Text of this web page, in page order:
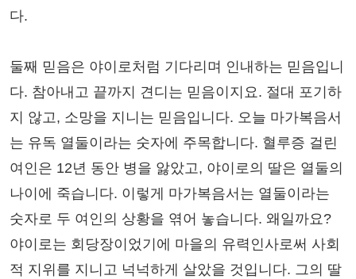
다.
둘째 믿음은 야이로처럼 기다리며 인내하는 믿음입니
다. 참아내고 끝까지 견디는 믿음이지요. 절대 포기하
지 않고, 소망을 지니는 믿음입니다. 오늘 마가복음서
는 유독 열둘이라는 숫자에 주목합니다. 혈루증 걸린
여인은 12년 동안 병을 앓았고, 야이로의 딸은 열둘의
나이에 죽습니다. 이렇게 마가복음서는 열둘이라는
숫자로 두 여인의 상황을 엮어 놓습니다. 왜일까요?
야이로는 회당장이었기에 마을의 유력인사로써 사회
적 지위를 지니고 넉넉하게 살았을 것입니다. 그의 딸